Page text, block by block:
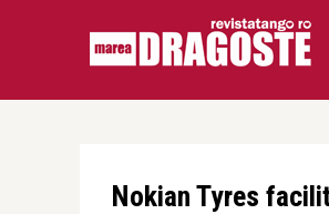
Nokian Tyres